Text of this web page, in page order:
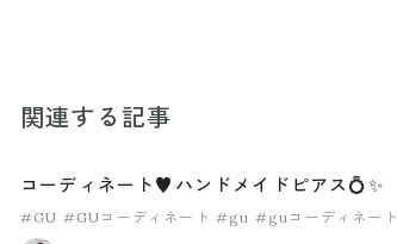
関連する記事
コーディネート♥️ハンドメイドピアス💍✨
#GU #GUコーディネート #gu #guコーディネート